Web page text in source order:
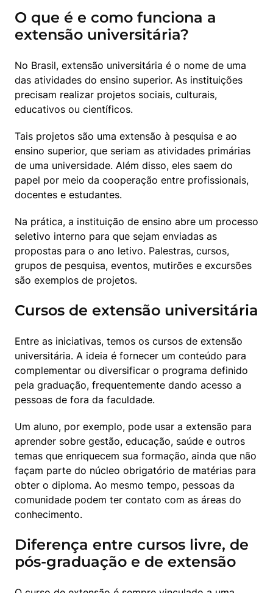
O que é e como funciona a
extensão universitária?
No Brasil, extensão universitária é o nome de uma
das atividades do ensino superior. As instituições
precisam realizar projetos sociais, culturais,
educativos ou científicos.
Tais projetos são uma extensão à pesquisa e ao
ensino superior, que seriam as atividades primárias
de uma universidade. Além disso, eles saem do
papel por meio da cooperação entre profissionais,
docentes e estudantes.
Na prática, a instituição de ensino abre um processo
seletivo interno para que sejam enviadas as
propostas para o ano letivo. Palestras, cursos,
grupos de pesquisa, eventos, mutirões e excursões
são exemplos de projetos.
Cursos de extensão universitária
Entre as iniciativas, temos os cursos de extensão
universitária. A ideia é fornecer um conteúdo para
complementar ou diversificar o programa definido
pela graduação, frequentemente dando acesso a
pessoas de fora da faculdade.
Um aluno, por exemplo, pode usar a extensão para
aprender sobre gestão, educação, saúde e outros
temas que enriquecem sua formação, ainda que não
façam parte do núcleo obrigatório de matérias para
obter o diploma. Ao mesmo tempo, pessoas da
comunidade podem ter contato com as áreas do
conhecimento.
Diferença entre cursos livre, de
pós-graduação e de extensão